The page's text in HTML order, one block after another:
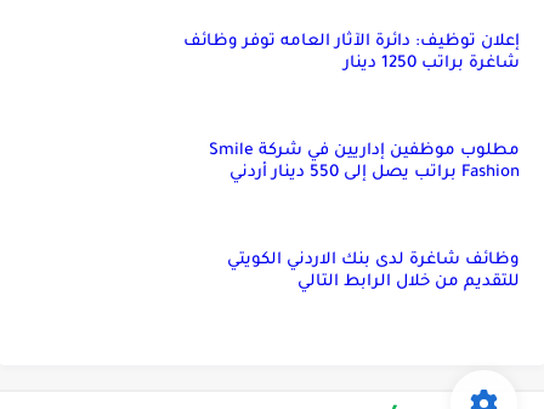
إعلان توظيف: دائرة الآثار العامه توفر وظائف
شاغرة براتب 1250 دينار
مطلوب موظفين إداريين في شركة Smile
Fashion براتب يصل إلى 550 دينار أردني
وظائف شاغرة لدى بنك الاردني الكويتي
للتقديم من خلال الرابط التالي